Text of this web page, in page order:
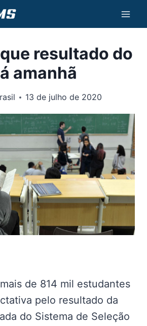
resultado do
amanhã
13 de julho de 2020
de 814 mil estudantes
pelo resultado da
do Sistema de Seleção